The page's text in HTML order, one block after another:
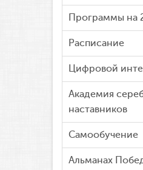
Программы на
Расписание
Цифровой
Академия
наставников
Самообучение
Альманах